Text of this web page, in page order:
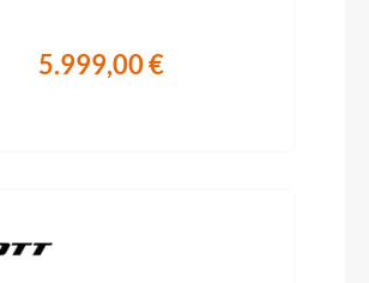
5.999,00 €